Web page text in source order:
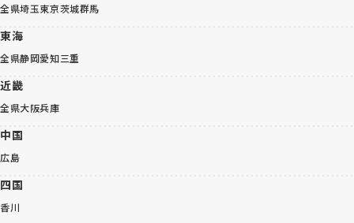
全県埼玉東京茨城群馬
東海
全県静岡愛知三重
近畿
全県大阪兵庫
中国
広島
四国
香川